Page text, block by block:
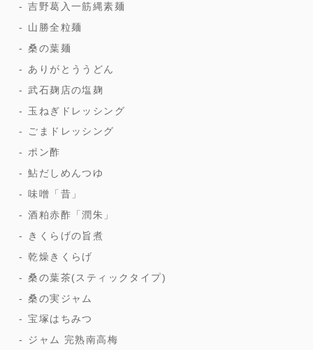
吉野葛入一筋縄素麺
山勝全粒麺
桑の葉麺
ありがとううどん
武石麹店の塩麹
玉ねぎドレッシング
ごまドレッシング
ポン酢
鮎だしめんつゆ
味噌「昔」
酒粕赤酢「潤朱」
きくらげの旨煮
乾燥きくらげ
桑の葉茶(スティックタイプ)
桑の実ジャム
宝塚はちみつ
ジャム 完熟南高梅